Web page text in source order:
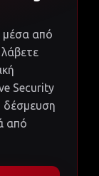
μέσα από
Security
δέσμευση
από